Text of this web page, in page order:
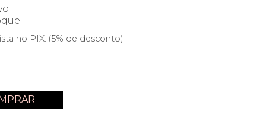
no PIX. (5% de desconto)